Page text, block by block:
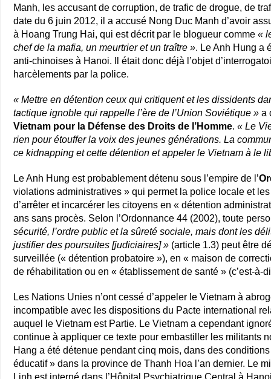
Manh, les accusant de corruption, de trafic de drogue, de
date du 6 juin 2012, il a accusé Nong Duc Manh d’avoir
à Hoang Trung Hai, qui est décrit par le blogueur comme«
chef de la mafia, un meurtrier et un traître ». Le Anh Hung a
anti-chinoises à Hanoi. Il était donc déjà l’objet
harcèlements par la police.
« Mettre en détention ceux qui critiquent et les dissidents
tactique ignoble qui rappelle l’ère de l’Union Soviétique » a
Vietnam pour la Défense des Droits de l’Homme.« Le
rien pour étouffer la voix des jeunes générations. La
ce kidnapping et cette détention et appeler le Vietnam à le
Le Anh Hung est probablement détenu sous l’empire de l’
violations administratives » qui permet la police locale et
d’arrêter et incarcérer les citoyens en « détention
ans sans procès. Selon l’Ordonnance 44 (2002), toute
sécurité, l’ordre public et la sûreté sociale, mais dont les
justifier des poursuites [judiciaires] » (article 1.3) peut être
surveillée (« détention probatoire »), en « maison de
de réhabilitation ou en « établissement de santé » (c’est-à-
Les Nations Unies n’ont cessé d’appeler le Vietnam à
incompatible avec les dispositions du Pacte international
auquel le Vietnam est Partie. Le Vietnam a cependant
continue à appliquer ce texte pour embastiller les militants
Hang a été détenue pendant cinq mois, dans des
éducatif » dans la province de Thanh Hoa l’an dernier. Le
Linh est interné dans l’Hôpital Psychiatrique Central à